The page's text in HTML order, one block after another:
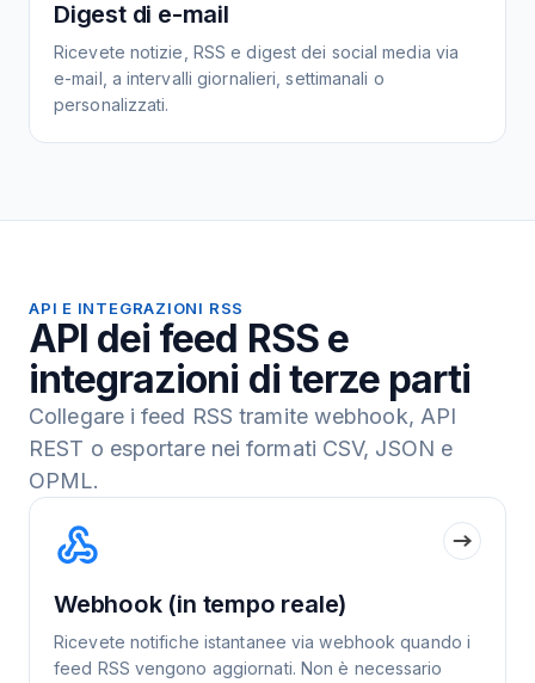
Digest di e-mail
Ricevete notizie, RSS e digest dei social media via
e-mail, a intervalli giornalieri, settimanali o
personalizzati.
API E INTEGRAZIONI RSS
API dei feed RSS e
integrazioni di terze parti
Collegare i feed RSS tramite webhook, API
REST o esportare nei formati CSV, JSON e
OPML.
Webhook (in tempo reale)
Ricevete notifiche istantanee via webhook quando i
feed RSS vengono aggiornati. Non è necessario